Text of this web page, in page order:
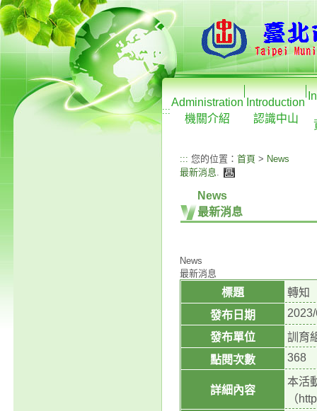
:::
Administration
機關介紹
Introduction
認識中山
::: 您的位置： 首頁 > News
最新消息.
News
最新消息
News
最新消息
標題
轉知
發布日期
發布單位
訓育
點閱次數
368
詳細內容
本活
（